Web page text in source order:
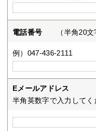
電話番号 （半角20文
例）047-436-2111
Eメールアドレス
半角英数字で入力してく